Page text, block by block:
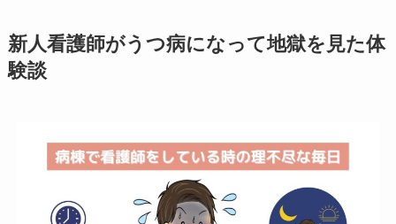
新人看護師がうつ病になって地獄を見た体
験談